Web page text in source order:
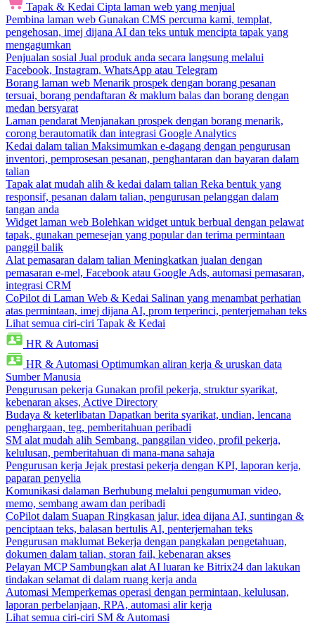
Tapak & Kedai Cipta laman web yang menjual
Pembina laman web Gunakan CMS percuma kami, templat,
pengehosan, imej dijana AI dan teks untuk mencipta tapak yang
mengagumkan
Penjualan sosial Jual produk anda secara langsung melalui
Facebook, Instagram, WhatsApp atau Telegram
Borang laman web Menarik prospek dengan borang pesanan
tersuai, borang pendaftaran & maklum balas dan borang dengan
medan bersyarat
Laman pendarat Menjanakan prospek dengan borang menarik,
corong berautomatik dan integrasi Google Analytics
Kedai dalam talian Maksimumkan e-dagang dengan pengurusan
inventori, pemprosesan pesanan, penghantaran dan bayaran dalam
talian
Tapak alat mudah alih & kedai dalam talian Reka bentuk yang
responsif, pesanan dalam talian, pengurusan pelanggan dalam
tangan anda
Widget laman web Bolehkan widget untuk berbual dengan pelawat
tapak, gunakan pemesejan yang popular dan terima permintaan
panggil balik
Alat pemasaran dalam talian Meningkatkan jualan dengan
pemasaran e-mel, Facebook atau Google Ads, automasi pemasaran,
integrasi CRM
CoPilot di Laman Web & Kedai Salinan yang menambat perhatian
atas permintaan, imej dijana AI, prom terperinci, penterjemahan teks
Lihat semua ciri-ciri Tapak & Kedai
HR & Automasi
HR & Automasi Optimumkan aliran kerja & uruskan data
Sumber Manusia
Pengurusan pekerja Gunakan profil pekerja, struktur syarikat,
kebenaran akses, Active Directory
Budaya & keterlibatan Dapatkan berita syarikat, undian, lencana
penghargaan, teg, pemberitahuan peribadi
SM alat mudah alih Sembang, panggilan video, profil pekerja,
kelulusan, pemberitahuan di mana-mana sahaja
Pengurusan kerja Jejak prestasi pekerja dengan KPI, laporan kerja,
paparan penyelia
Komunikasi dalaman Berhubung melalui pengumuman video,
memo, sembang awam dan peribadi
CoPilot dalam Suapan Ringkasan jalur, idea dijana AI, suntingan &
penciptaan teks, balasan bertulis AI, penterjemahan teks
Pengurusan maklumat Bekerja dengan pangkalan pengetahuan,
dokumen dalam talian, storan fail, kebenaran akses
Pelayan MCP Sambungkan alat AI luaran ke Bitrix24 dan lakukan
tindakan selamat di dalam ruang kerja anda
Automasi Memperkemas operasi dengan permintaan, kelulusan,
laporan perbelanjaan, RPA, automasi alir kerja
Lihat semua ciri-ciri SM & Automasi